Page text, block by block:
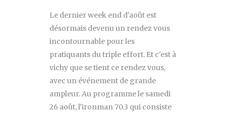
Le dernier week end d'août est
désormais devenu un rendez vous
incontournable pour les
pratiquants du triple effort. Et c'est à
vichy que se tient ce rendez vous,
avec un événement de grande
ampleur. Au programme le samedi
26 août, l'ironman 70.3 qui consiste